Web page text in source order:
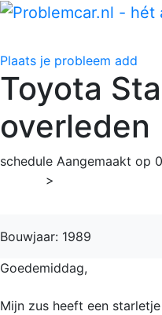
Plaats je probleem add
Toyota
overleden
schedule Aangemaakt op
>
Bouwjaar: 1989
Goedemiddag,
Mijn zus heeft een